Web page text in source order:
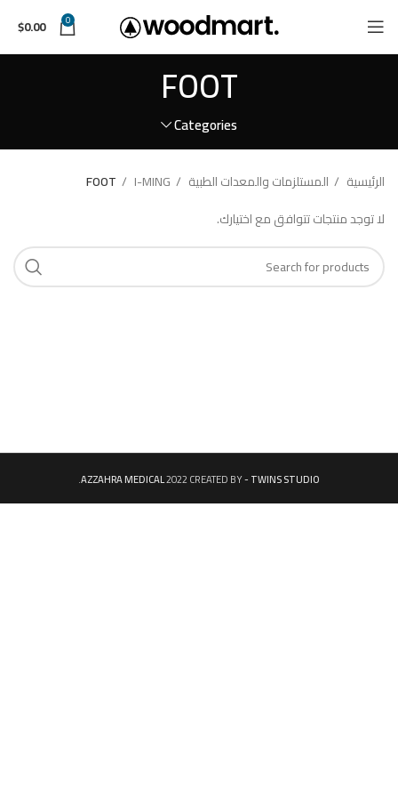
0
$0.00
FOOT
Categories
الرئيسية المستلزمات والمعدات الطبية I-MING
FOOT
لا توجد منتجات تتوافق مع اختيارك.
AZZAHRA MEDICAL2022 CREATED BY- TWINS STUDIO
.